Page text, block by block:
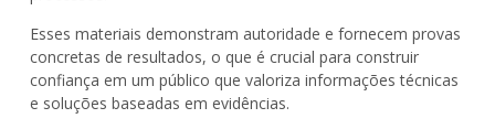
Esses materiais demonstram autoridade e fornecem provas
concretas de resultados, o que é crucial para construir
confiança em um público que valoriza informações técnicas
e soluções baseadas em evidências.